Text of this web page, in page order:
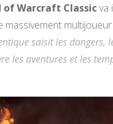
of Warcraft Classicva
saisit les dangers,
les aventures et les